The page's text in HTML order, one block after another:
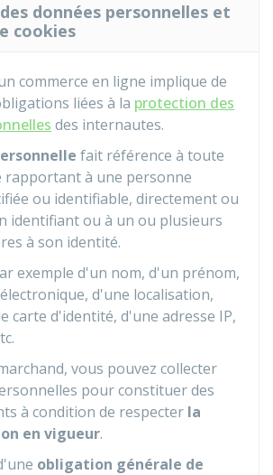
données personnelles et
cookies
commerce en ligne implique de
liées à la protection des
des internautes.
fait référence à toute
rapportant à une personne
ou identifiable, directement ou
identifiant ou à un ou plusieurs
à son identité.
exemple d'un nom, d'un prénom,
d'une localisation,
carte d'identité, d'une adresse IP,
vous pouvez collecter
pour constituer des
à condition de respecter la
en vigueur.
obligation générale de